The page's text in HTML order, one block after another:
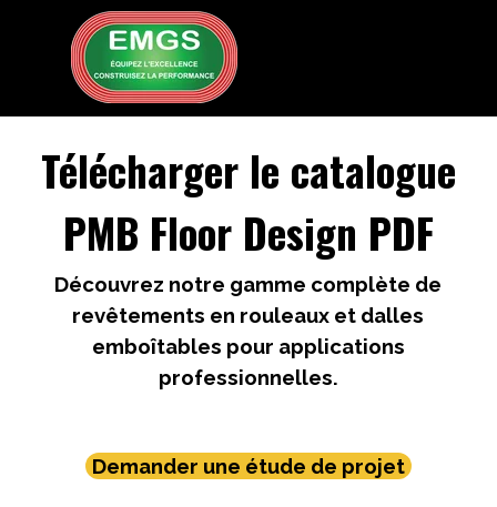
Aller au contenu
Sauter le menu
Télécharger le catalogue
PMB Floor Design PDF
Découvrez notre gamme complète de
revêtements en rouleaux et dalles
emboîtables pour applications
professionnelles.
Demander une étude de projet